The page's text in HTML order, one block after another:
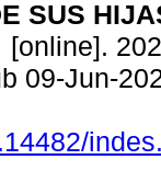
SUS
[online].
09-Jun-